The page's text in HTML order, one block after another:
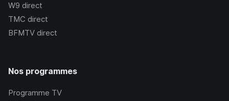
W9 direct
TMC direct
BFMTV direct
Nos programmes
Programme TV